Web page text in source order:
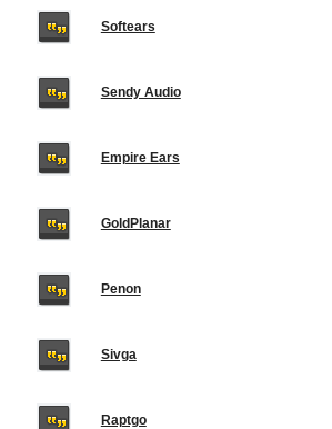
Softears
Sendy Audio
Empire Ears
GoldPlanar
Penon
Sivga
Raptgo